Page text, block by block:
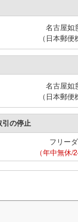
名古屋如
（日本郵便
名古屋如
（日本郵便
引の停止
フリー
（年中無休/